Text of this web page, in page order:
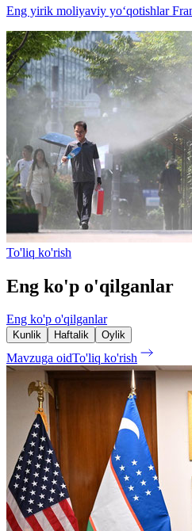
Eng yirik moliyaviy yo‘qotishlar
To'liq ko'rish
Eng ko'p o'qilganlar
Eng ko'p o'qilganlar
Kunlik Haftalik Oylik
Mavzuga oidTo'liq ko'rish